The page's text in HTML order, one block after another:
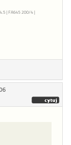
| FA645 200/4 |